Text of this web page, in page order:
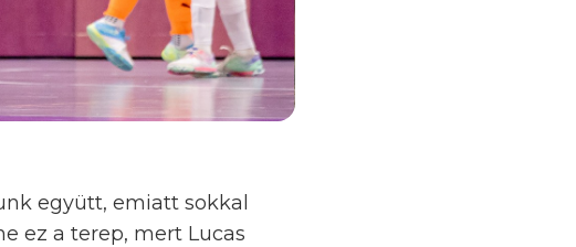
együtt, emiatt sokkal
ez a terep, mert Lucas